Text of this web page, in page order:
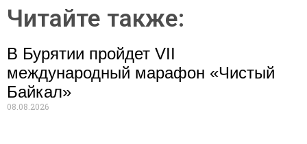
Читайте также:
В Бурятии пройдет VII
международный марафон «Чистый
Байкал»
08.08.2026